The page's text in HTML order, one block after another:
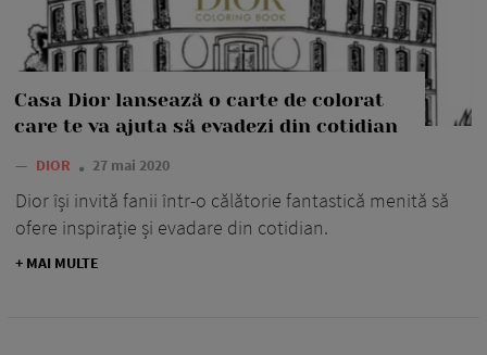
Casa Dior lansează o carte de colorat
care te va ajuta să evadezi din cotidian
— DIOR 27 mai 2020
Dior își invită fanii într-o călătorie fantastică menită să
ofere inspirație și evadare din cotidian.
+ MAI MULTE